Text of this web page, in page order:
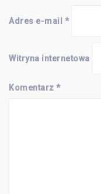
Adres e-mail *
Witryna internetowa
Komentarz *